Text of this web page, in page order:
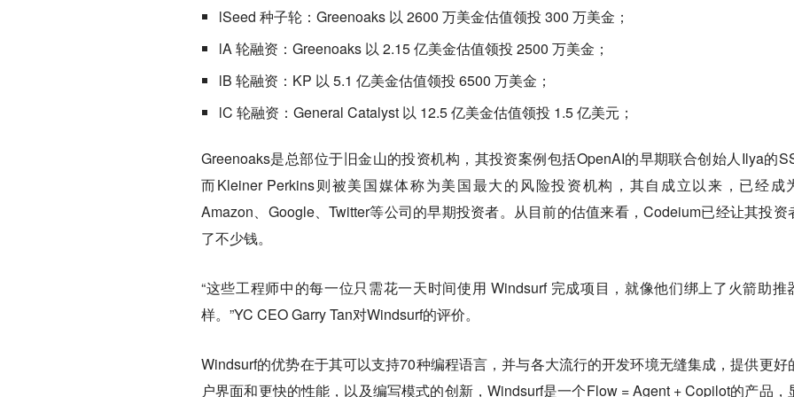
lSeed 种子轮：Greenoaks 以 2600 万美金估值领投 300 万美金；
lA 轮融资：Greenoaks 以 2.15 亿美金估值领投 2500 万美金；
lB 轮融资：KP 以 5.1 亿美金估值领投 6500 万美金；
lC 轮融资：General Catalyst 以 12.5 亿美金估值领投 1.5 亿美元；
Greenoaks是总部位于旧金山的投资机构，其投资案例包括OpenAI的早期联合创始人Ilya的
而Kleiner Perkins则被美国媒体称为美国最大的风险投资机构，其自成立以来，已经成
Amazon、Google、Twitter等公司的早期投资者。从目前的估值来看，Codeium已经让其投资
了不少钱。
“这些工程师中的每一位只需花一天时间使用 Windsurf 完成项目，就像他们绑上了火箭助推
样。”YC CEO Garry Tan对Windsurf的评价。
Windsurf的优势在于其可以支持70种编程语言，并与各大流行的开发环境无缝集成，提供更好
户界面和更快的性能，以及编写模式的创新，Windsurf是一个Flow = Agent + Copilot的产品，